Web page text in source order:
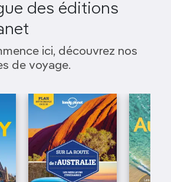
des éditions
ici, découvrez nos
de voyage.